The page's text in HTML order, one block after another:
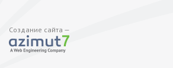
Создание сайта —